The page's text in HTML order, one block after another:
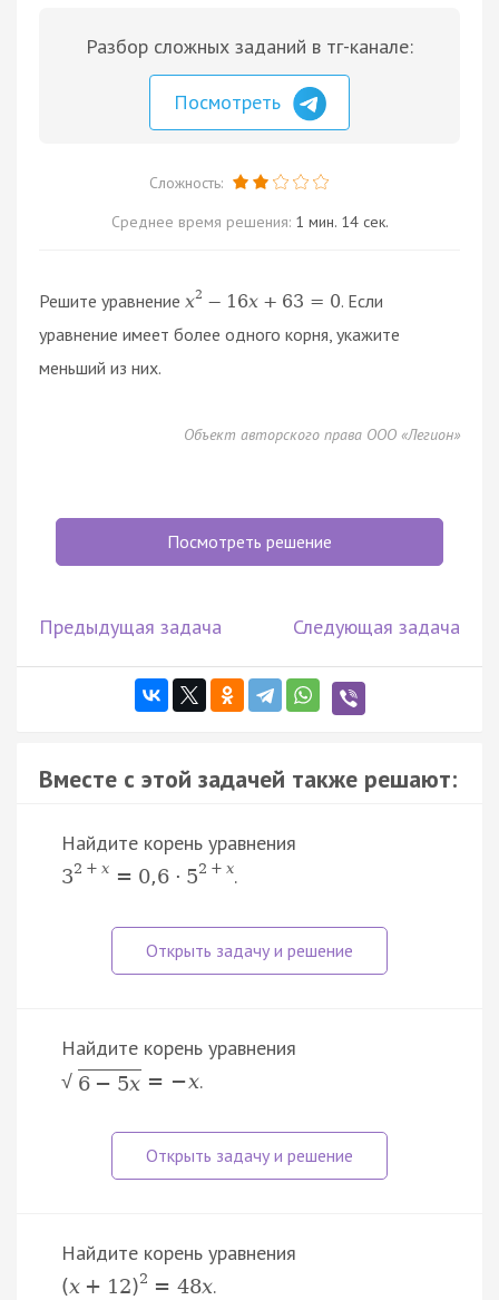
Разбор сложных заданий в тг-канале:
Посмотреть
Сложность:
Среднее время решения: 1 мин. 14 сек.
Решите уравнение x2 − 16x + 63 = 0. Если
уравнение имеет более одного корня, укажите
меньший из них.
Объект авторского права ООО «Легион»
Посмотреть решение
Предыдущая задача Следующая задача
Вместе с этой задачей также решают:
Найдите корень уравнения
32 + x = 0,6 ⋅ 52 + x.
Найдите корень уравнения
√ 6 − 5x = −x.
Найдите корень уравнения
(x + 12)2 = 48x.